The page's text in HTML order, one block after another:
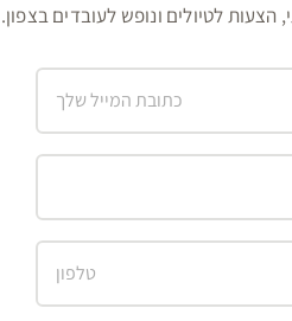
הצעות לטיולים ונופש לעובדים בצפון.